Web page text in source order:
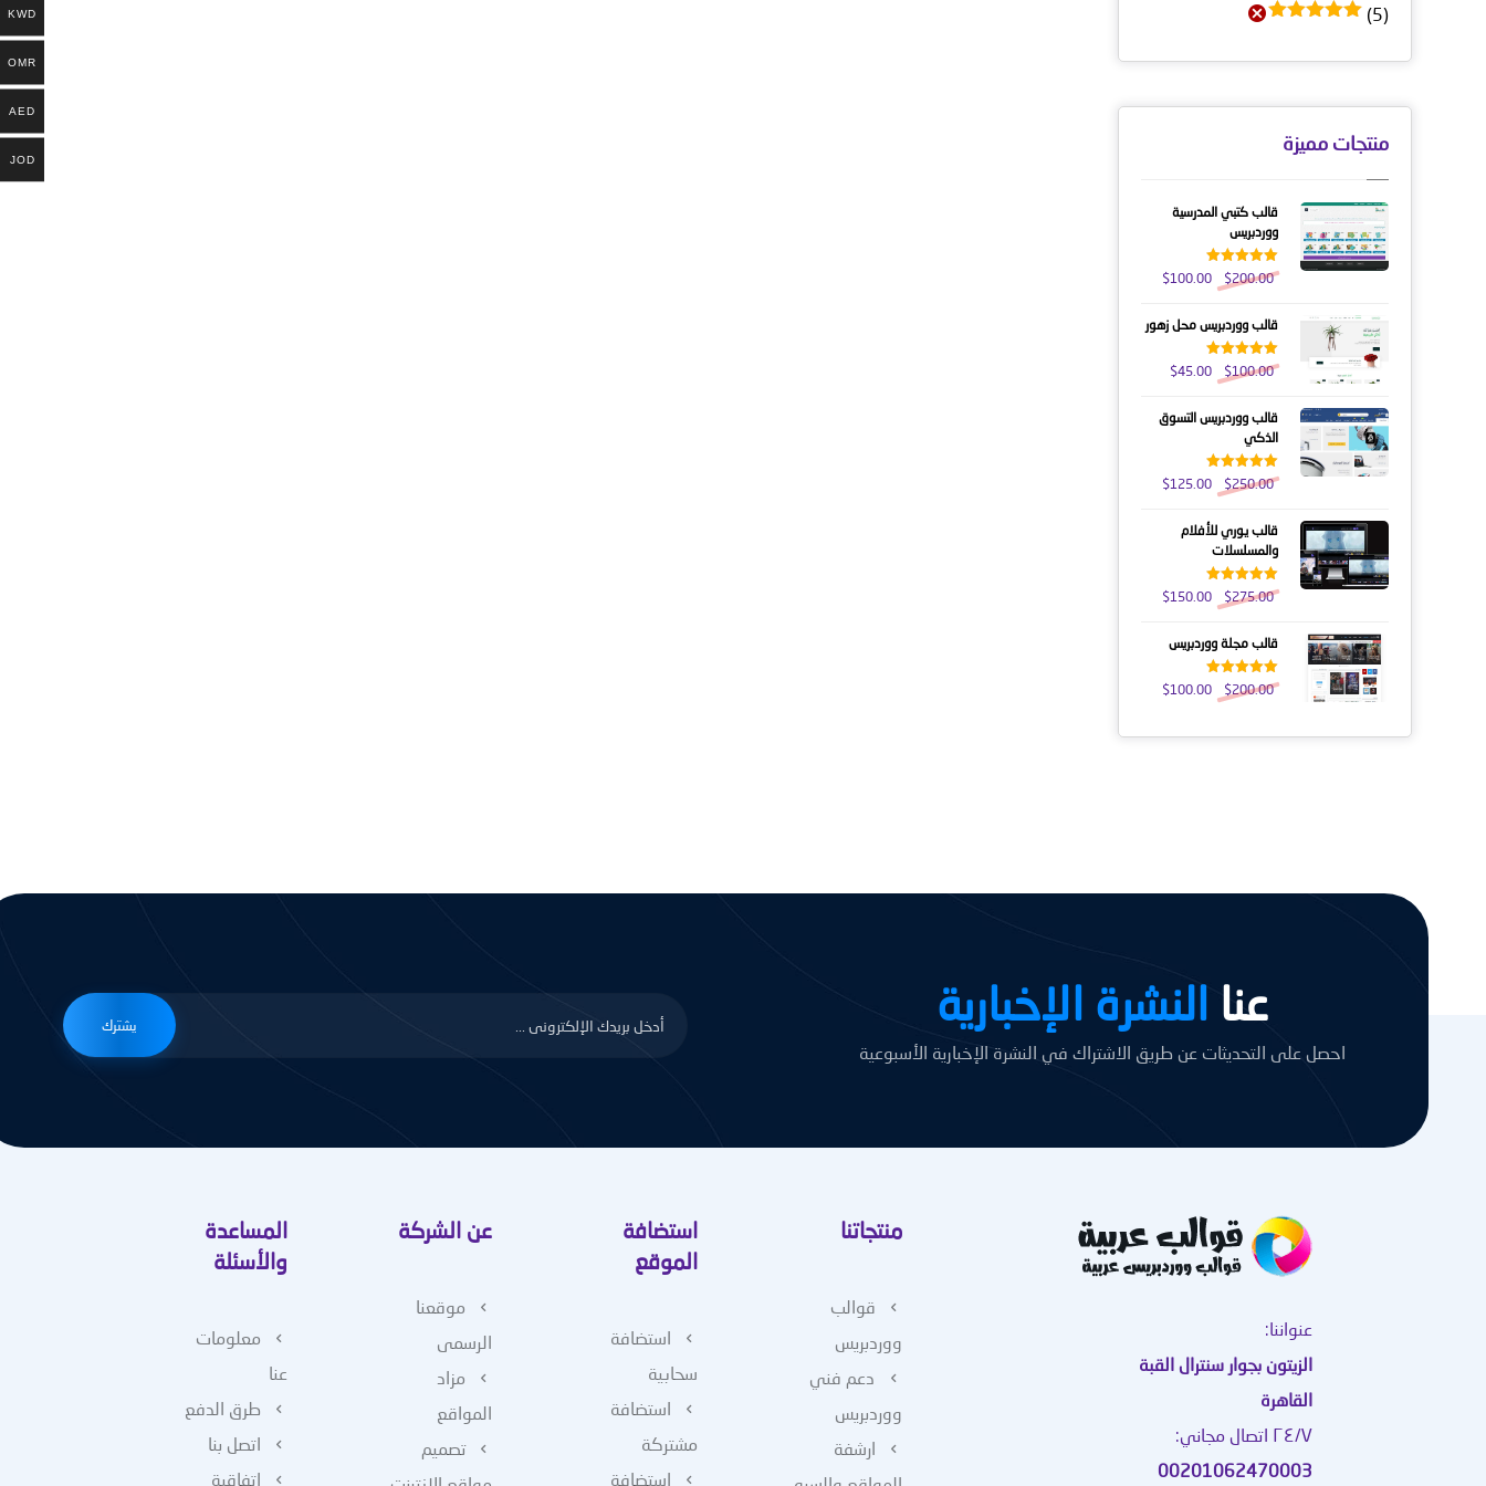
(5)
منتجات مميزة
قالب كتبي المدرسية
ووردبريس
تم التقييم
5.00من 5
$200.00
$100.00
قالب ووردبريس محل زهور
تم التقييم
5.00من 5
$100.00
$45.00
قالب ووردبريس التسوق
الذكي
تم التقييم
5.00من 5
$250.00
$125.00
قالب يوري للأفلام
والمسلسلات
تم التقييم
5.00من 5
$275.00
$150.00
قالب مجلة ووردبريس
تم التقييم
5.00من 5
$200.00
$100.00
عنا النشرة الإخبارية
احصل على التحديثات عن طريق الاشتراك في النشرة الإخبارية الأسبوعية
يشترك
عنواننا:
الزيتون بجوار سنترال القبة
القاهرة
٢٤/٧ اتصال مجاني:
00201062470003
منتجاتنا
قوالب
ووردبريس
دعم فني
ووردبريس
ارشفة
استضافة
الموقع
استضافة
سحابية
استضافة
مشتركة
استضافة
عن الشركة
موقعنا
الرسمى
مزاد
المواقع
تصميم
المساعدة
والأسئلة
معلومات
عنا
طرق الدفع
اتصل بنا
اتفاقية
KWD
OMR
AED
JOD